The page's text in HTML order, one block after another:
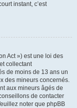
instant, c’est
Act ») est une loi des
collectant
de moins de 13 ans un
des mineurs concernés.
aux mineurs âgés de
de contacter
noter que phpBB